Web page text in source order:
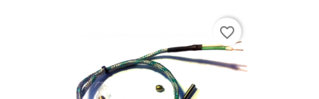
favorite_border